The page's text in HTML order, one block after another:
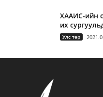
ХААИС-ийн
их
Улс төр